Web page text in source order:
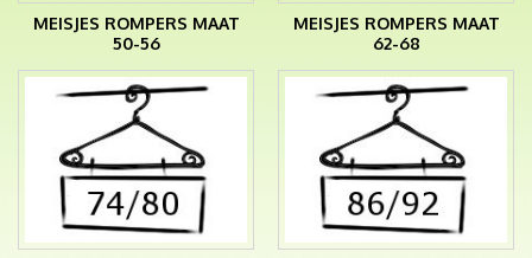
MEISJES ROMPERS MAAT
50-56
MEISJES ROMPERS MAAT
62-68